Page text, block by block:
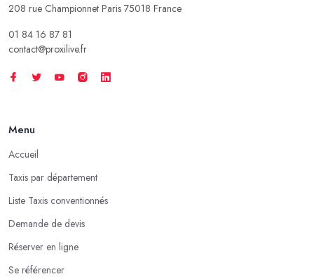
208 rue Championnet Paris 75018 France
01 84 16 87 81
contact@proxilive.fr
Menu
Accueil
Taxis par département
Liste Taxis conventionnés
Demande de devis
Réserver en ligne
Se référencer